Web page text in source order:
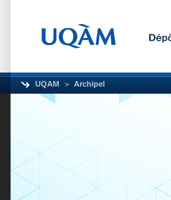
UQAM Archipel